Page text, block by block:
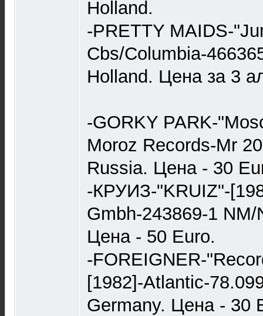
Holland.
-PRETTY MAIDS-
Cbs/Columbia-
Holland. Цена за 3
-GORKY PARK-
Moroz Records-Mr
Russia. Цена - 30
-КРУИЗ-"KRUIZ"-
Gmbh-243869-1
Цена - 50 Еurо.
-FOREIGNER-
[1982]-Atlantic-
Germаny. Цена - 30